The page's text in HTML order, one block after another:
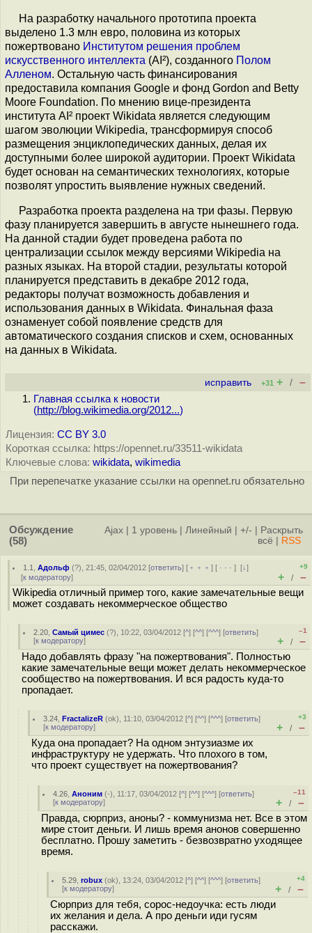
На разработку начального прототипа проекта
выделено 1.3 млн евро, половина из которых
пожертвовано Институтом решения проблем
искусственного интеллекта (AI²), созданного Полом
Алленом. Остальную часть финансирования
предоставила компания Google и фонд Gordon and Betty
Moore Foundation. По мнению вице-президента
института AI² проект Wikidata является следующим
шагом эволюции Wikipedia, трансформируя способ
размещения энциклопедических данных, делая их
доступными более широкой аудитории. Проект Wikidata
будет основан на семантических технологиях, которые
позволят упростить выявление нужных сведений.
Разработка проекта разделена на три фазы. Первую
фазу планируется завершить в августе нынешнего года.
На данной стадии будет проведена работа по
централизации ссылок между версиями Wikipedia на
разных языках. На второй стадии, результаты которой
планируется представить в декабре 2012 года,
редакторы получат возможность добавления и
использования данных в Wikidata. Финальная фаза
ознаменует собой появление средств для
автоматического создания списков и схем, основанных
на данных в Wikidata.
исправить +31 + / –
Главная ссылка к новости
(http://blog.wikimedia.org/2012...)
Лицензия: CC BY 3.0
Короткая ссылка: https://opennet.ru/33511-wikidata
Ключевые слова: wikidata, wikimedia
При перепечатке указание ссылки на opennet.ru обязательно
Обсуждение
(58)
Ajax 1 уровень Линейный +/-
Раскрыть
всё
RSS
1.1 ,Адольф (?), 21:45, 02/04/2012 [ответить] [ ﹢﹢﹢] [ · · ·][↓]
[к модератору]
+9
+ / –
Wikipedia отличный пример того, какие замечательные вещи
может создавать некоммерческое общество
2.20 ,Самый цимес (?), 10:22, 03/04/2012 [^] [^^] [^^^] [ответить]
[к модератору]
–1
+ / –
Надо добавлять фразу "на пожертвования". Полностью
какие замечательные вещи может делать некоммерческое
сообщество на пожертвования. И вся радость куда-то
пропадает.
3.24 ,FractalizeR (ok), 11:10, 03/04/2012 [^] [^^] [^^^] [ответить]
[к модератору]
+3
+ / –
Куда она пропадает? На одном энтузиазме их
инфраструктуру не удержать. Что плохого в том,
что проект существует на пожертвования?
4.26 ,Аноним (-), 11:17, 03/04/2012 [^] [^^] [^^^] [ответить]
[к модератору]
–11
+ / –
Правда, сюрприз, аноны? - коммунизма нет. Все в этом
мире стоит деньги. И лишь время анонов совершенно
бесплатно. Прошу заметить - безвозвратно уходящее
время.
5.29 ,robux (ok), 13:24, 03/04/2012 [^] [^^] [^^^] [ответить]
[к модератору]
+4
+ / –
Сюрприз для тебя, сорос-недоучка: есть люди
их желания и дела. А про деньги иди гусям
расскажи.